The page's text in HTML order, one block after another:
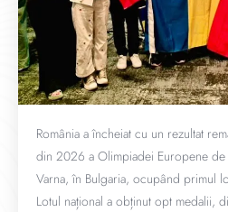
România a încheiat cu un rezultat
din 2026 a Olimpiadei Europene
Varna, în Bulgaria, ocupând primul
Lotul național a obținut opt medalii,